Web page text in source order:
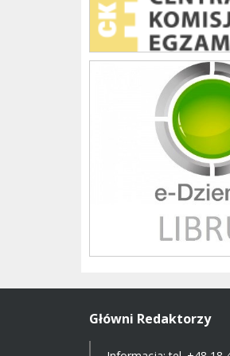
Librus szkoła
Główni Redaktorzy